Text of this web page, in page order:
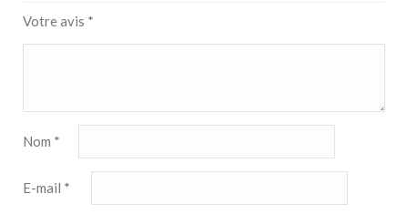
Votre avis *
Nom *
E-mail *